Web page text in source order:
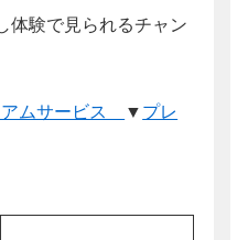
体験で見られるチャン
アムサービス ▼ プレ